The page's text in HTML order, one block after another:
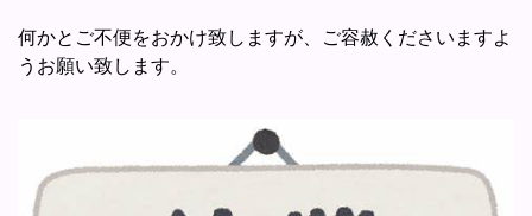
何かとご不便をおかけ致しますが、ご容赦くださいますよ
うお願い致します。